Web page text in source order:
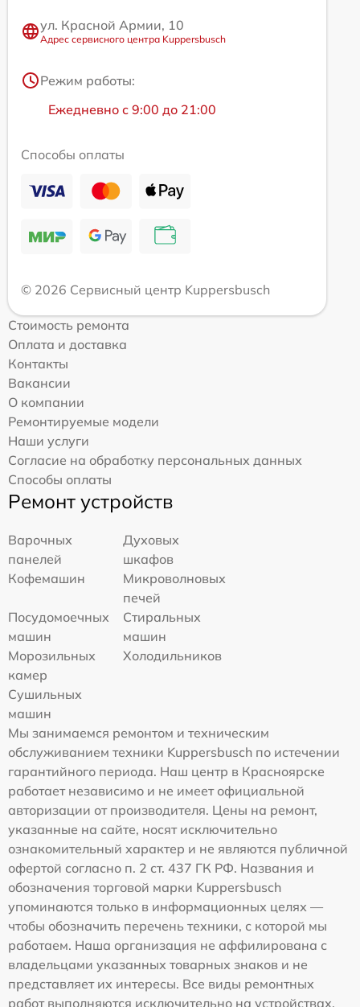
ул. Красной Армии, 10
Адрес сервисного центра Kuppersbusch
Режим работы:
Ежедневно с 9:00 до 21:00
Способы оплаты
© 2026 Сервисный центр Kuppersbusch
Стоимость ремонта
Оплата и доставка
Контакты
Вакансии
О компании
Ремонтируемые модели
Наши услуги
Согласие на обработку персональных данных
Способы оплаты
Ремонт устройств
Варочных
панелей
Духовых
шкафов
Кофемашин
Микроволновых
печей
Посудомоечных
машин
Стиральных
машин
Морозильных
камер
Холодильников
Сушильных
машин
Мы занимаемся ремонтом и техническим
обслуживанием техники Kuppersbusch по истечении
гарантийного периода. Наш центр в Красноярске
работает независимо и не имеет официальной
авторизации от производителя. Цены на ремонт,
указанные на сайте, носят исключительно
ознакомительный характер и не являются публичной
офертой согласно п. 2 ст. 437 ГК РФ. Названия и
обозначения торговой марки Kuppersbusch
упоминаются только в информационных целях —
чтобы обозначить перечень техники, с которой мы
работаем. Наша организация не аффилирована с
владельцами указанных товарных знаков и не
представляет их интересы. Все виды ремонтных
работ выполняются исключительно на устройствах,